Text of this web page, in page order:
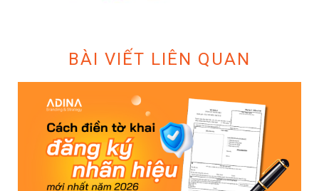
BÀI VIẾT LIÊN QUAN